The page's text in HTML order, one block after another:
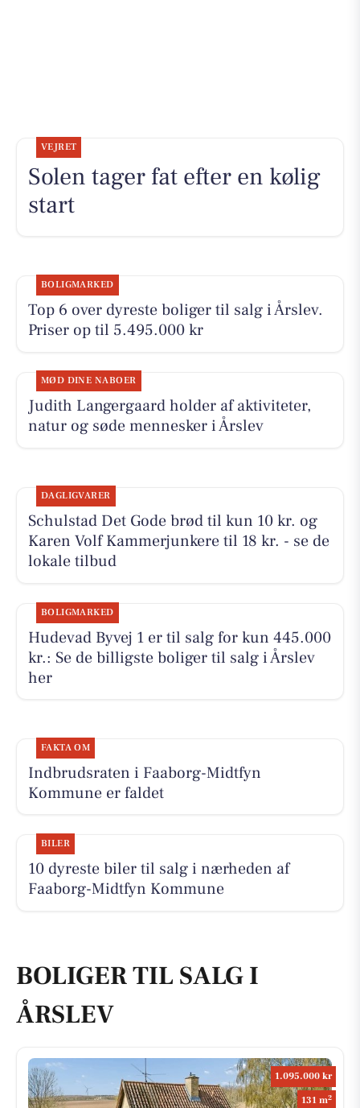
VEJRET
Solen tager fat efter en kølig
start
BOLIGMARKED
Top 6 over dyreste boliger til salg i Årslev.
Priser op til 5.495.000 kr
MØD DINE NABOER
Judith Langergaard holder af aktiviteter,
natur og søde mennesker i Årslev
DAGLIGVARER
Schulstad Det Gode brød til kun 10 kr. og
Karen Volf Kammerjunkere til 18 kr. - se de
lokale tilbud
BOLIGMARKED
Hudevad Byvej 1 er til salg for kun 445.000
kr.: Se de billigste boliger til salg i Årslev
her
FAKTA OM
Indbrudsraten i Faaborg-Midtfyn
Kommune er faldet
BILER
10 dyreste biler til salg i nærheden af
Faaborg-Midtfyn Kommune
BOLIGER TIL SALG I
ÅRSLEV
1.095.000 kr
131 m2